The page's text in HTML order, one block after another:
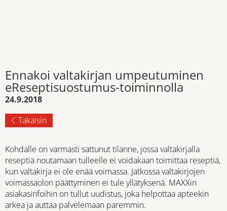
Ennakoi valtakirjan umpeutuminen
eReseptisuostumus-toiminnolla
24.9.2018
Takaisin
Kohdalle on varmasti sattunut tilanne, jossa valtakirjalla
reseptiä noutamaan tulleelle ei voidakaan toimittaa reseptiä,
kun valtakirja ei ole enää voimassa. Jatkossa valtakirjojen
voimassaolon päättyminen ei tule yllätyksenä. MAXXin
asiakasinfoihin on tullut uudistus, joka helpottaa apteekin
arkea ja auttaa palvelemaan paremmin.